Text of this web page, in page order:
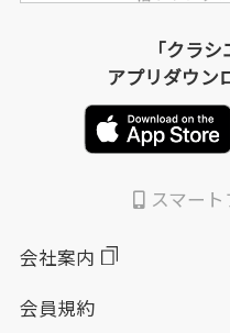
「クラ
アプリダウン
スマー
会社案内
会員規約